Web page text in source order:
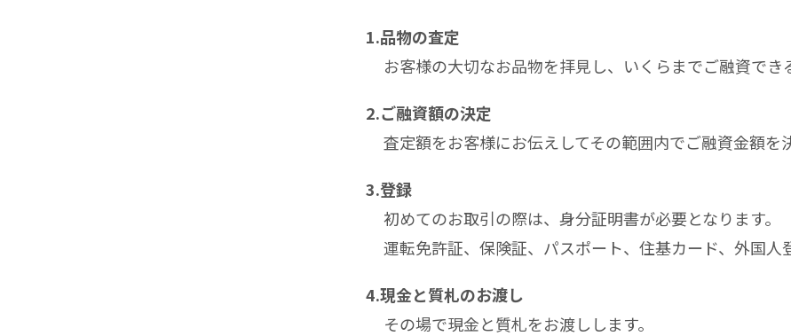
1.品物の査定
お客様の大切なお品物を拝見し、いくらまでご融資でき
2.ご融資額の決定
査定額をお客様にお伝えしてその範囲内でご融資金額を
3.登録
初めてのお取引の際は、身分証明書が必要となります。
運転免許証、保険証、パスポート、住基カード、外国人
4.現金と質札のお渡し
その場で現金と質札をお渡しします。